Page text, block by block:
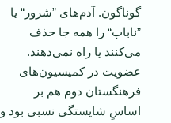
گوناگون. آدم‌های ”شرور“ یا
”ناباب“ را همه جا حذف
می‌كنند یا راه نمی‌دهند.
عضویت در كمیسیون‌های
فرهنگستان دوم هم بر
اساسِ شایستگی نسبی بود و